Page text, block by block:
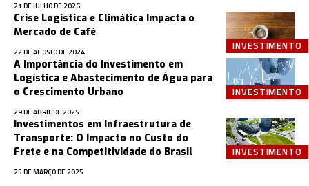
21 DE JULHO DE 2026
INVESTIMENTO
Crise Logística e Climática Impacta o
Mercado de Café
22 DE AGOSTO DE 2024
INVESTIMENTO
A Importância do Investimento em
Logística e Abastecimento de Água para
o Crescimento Urbano
29 DE ABRIL DE 2025
INVESTIMENTO
Investimentos em Infraestrutura de
Transporte: O Impacto no Custo do
Frete e na Competitividade do Brasil
25 DE MARÇO DE 2025